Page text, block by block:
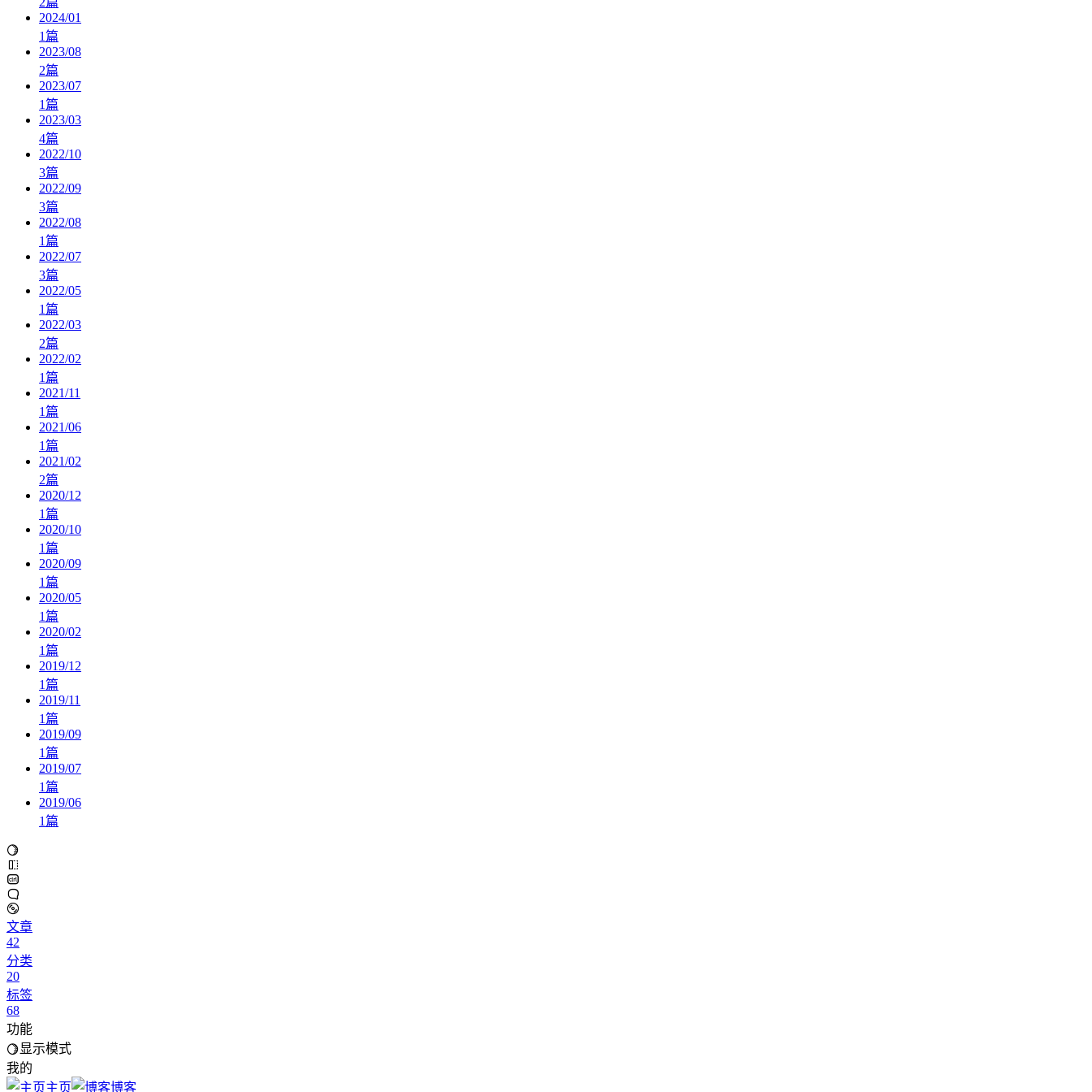
2024/01
1篇
2023/08
2篇
2023/07
1篇
2023/03
4篇
2022/10
3篇
2022/09
3篇
2022/08
1篇
2022/07
3篇
2022/05
1篇
2022/03
2篇
2022/02
1篇
2021/11
1篇
2021/06
1篇
2021/02
2篇
2020/12
1篇
2020/10
1篇
2020/09
1篇
2020/05
1篇
2020/02
1篇
2019/12
1篇
2019/11
1篇
2019/09
1篇
2019/07
1篇
2019/06
1篇
文章
42
分类
20
标签
68
功能
显示模式
我的
主页
博客